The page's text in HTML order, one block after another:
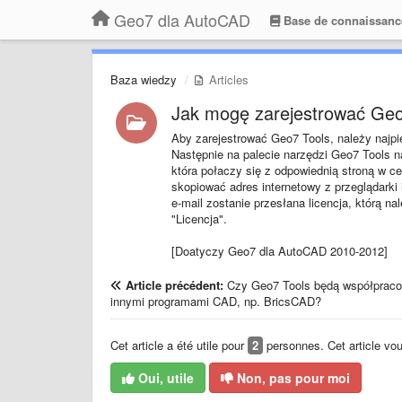
Geo7 dla AutoCAD Base de
Baza wiedzy Articles
Jak mogę zarejestrować
Aby zarejestrować Geo7 Tools, należy
Następnie na palecie narzędzi Geo7 Tools
która połaczy się z odpowiednią stroną w
skopiować adres internetowy z
e-mail zostanie przesłana licencja, którą
"Licencja".
[Doatyczy Geo7 dla AutoCAD 2010-2012]
Article précédent: Czy Geo7 Tools będą
innymi programami CAD, np. BricsCAD?
Cet article a été utile pour 2 personnes. Cet article
Oui, utile Non, pas pour moi